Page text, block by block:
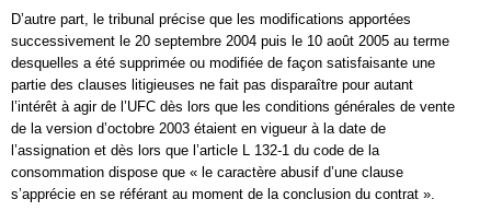
D’autre part, le tribunal précise que les modifications apportées
successivement le 20 septembre 2004 puis le 10 août 2005 au terme
desquelles a été supprimée ou modifiée de façon satisfaisante une
partie des clauses litigieuses ne fait pas disparaître pour autant
l’intérêt à agir de l’UFC dès lors que les conditions générales de vente
de la version d’octobre 2003 étaient en vigueur à la date de
l’assignation et dès lors que l’article L 132-1 du code de la
consommation dispose que « le caractère abusif d’une clause
s’apprécie en se référant au moment de la conclusion du contrat ».